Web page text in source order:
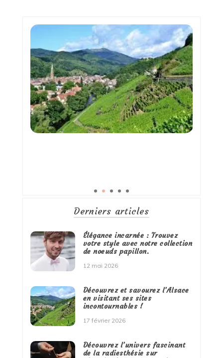
Derniers articles
Élégance incarnée : Trouvez
votre style avec notre collection
de noeuds papillon.
12 mai 2026
Découvrez et savourez l’Alsace
en visitant ses sites
incontournables !
17 février 2026
Découvrez l’univers fascinant
de la radiesthésie sur